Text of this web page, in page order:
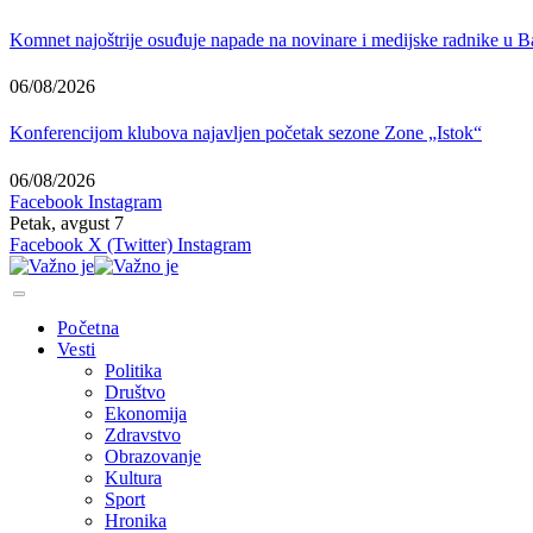
Komnet najoštrije osuđuje napade na novinare i medijske radnike u
06/08/2026
Konferencijom klubova najavljen početak sezone Zone „Istok“
06/08/2026
Facebook Instagram
Petak, avgust 7
Facebook X (Twitter) Instagram
Početna
Vesti
Politika
Društvo
Ekonomija
Zdravstvo
Obrazovanje
Kultura
Sport
Hronika